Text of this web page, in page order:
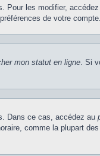
Pour les modifier,
de votre compte.
mon statut en ligne. Si
Dans ce cas, accédez au
comme la plupart